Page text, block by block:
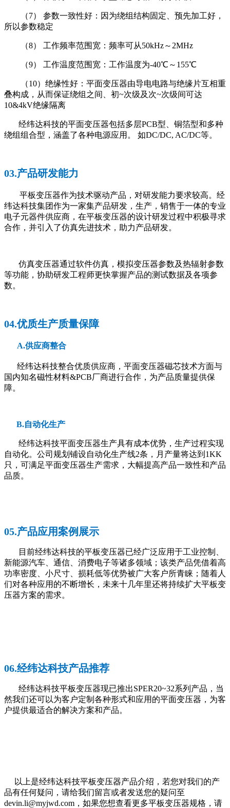
（7） 参数一致性好：因为绕组结构固定、预先加工好，
所以参数稳定
（8） 工作频率范围宽：频率可从50kHz～2MHz
（9） 工作温度范围宽：工作温度为-40℃～155℃
（10）绝缘性好：平面变压器由导电电路与绝缘片互相重
叠构成，从而保证绕组之间、初~次级及次~次级间可达
10&4kV绝缘隔离
经纬达科技的平面变压器包括多层PCB型、铜箔型和多种
绕组组合型，涵盖了各种电源应用。 如DC/DC, AC/DC等。
03.产品研发能力
平板变压器作为技术驱动产品，对研发能力要求较高。经
纬达科技集团作为一家集产品研发，生产，销售于一体的专业
电子元器件供应商，在平板变压器的设计研发过程中积极寻求
合作，并引入了仿真先进技术，助力产品研发。
仿真变压器通过软件仿真，模拟变压器参数及热辐射参数
等功能，协助研发工程师更快掌握产品的测试数据及各项参
数。
04.优质生产质量保障
A.供应商整合
经纬达科技整合优质供应商，平面变压器磁芯技术方面与
国内知名磁性材料&PCB厂商进行合作，为产品质量提供保
障。
B.自动化生产
经纬达科技平面变压器生产具有成本优势，生产过程实现
自动化。公司规划铺设自动化生产线2条，月产量将达到1KK
只，可满足平面变压器生产需求，大幅提高产品一致性和产品
品质。
05.产品应用案例展示
目前经纬达科技的平板变压器已经广泛应用于工业控制、
新能源汽车、通信、消费电子等诸多领域；该类产品凭借着高
功率密度、小尺寸、损耗低等优势被广大客户所青睐；随着人
们对各种应用的不断增长，未来十几年里还将持续扩大平板变
压器方案的需求。
06.经纬达科技产品推荐
经纬达科技平板变压器现已推出SPER20~32系列产品， 当
然我们还可以为客户定制各种形式和应用的平面变压器，为客
户提供最适合的解决方案和产品。
以上是经纬达科技平板变压器产品介绍，若您对我们的产
品有任何疑问，请给我们留言或者发送您的疑问至
devin.li@myjwd.com，如果您想查看更多平板变压器规格，请